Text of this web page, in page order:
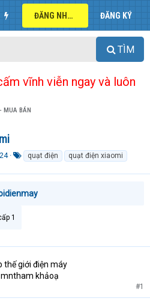
ĐĂNG NHẬP ĐĂNG KÝ
TÌM
vĩnh viễn ngay và luôn
MUA BÁN
k
ó
quạt điện quạt điện xiaomi
1
thế giới điện máy
khảoạ
#1